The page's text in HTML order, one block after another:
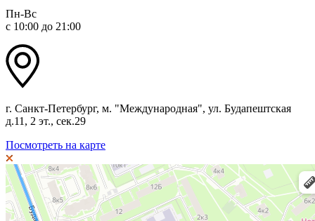
Пн-Вс
с 10:00 до 21:00
г. Санкт-Петербург, м. "Международная", ул. Будапештская
д.11, 2 эт., сек.29
Посмотреть на карте